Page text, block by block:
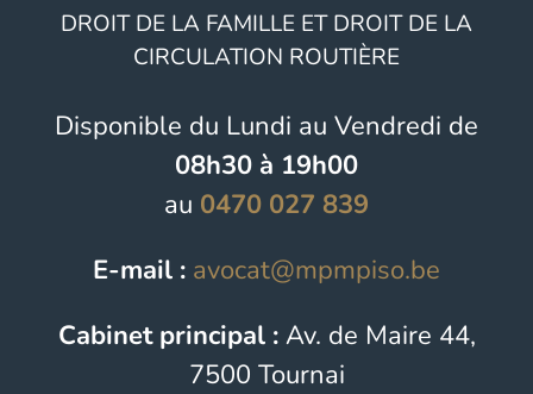
DROIT DE LA FAMILLE ET DROIT DE LA
CIRCULATION ROUTIÈRE
Disponible du Lundi au Vendredi de
08h30 à 19h00
au 0470 027 839
E-mail : avocat@mpmpiso.be
Cabinet principal :Av. de Maire 44,
7500 Tournai